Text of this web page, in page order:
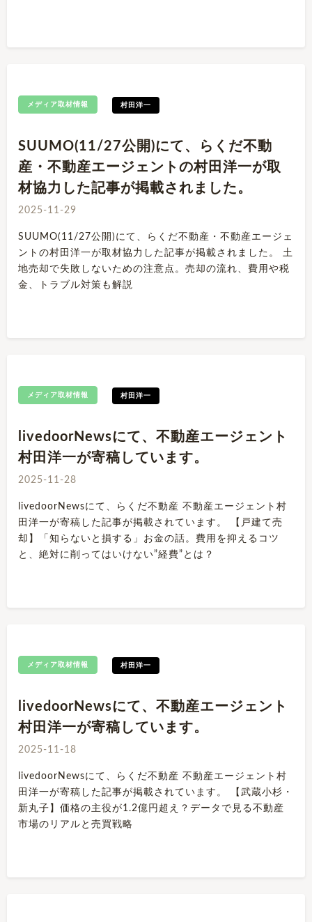
メディア取材情報 村田洋一
SUUMO(11/27公開)にて、らくだ不動
産・不動産エージェントの村田洋一が取
材協力した記事が掲載されました。
2025-11-29
SUUMO(11/27公開)にて、らくだ不動産・不動産エージェ
ントの村田洋一が取材協力した記事が掲載されました。 土
地売却で失敗しないための注意点。売却の流れ、費用や税
金、トラブル対策も解説
メディア取材情報 村田洋一
livedoorNewsにて、不動産エージェント
村田洋一が寄稿しています。
2025-11-28
livedoorNewsにて、らくだ不動産 不動産エージェント村
田洋一が寄稿した記事が掲載されています。 【戸建て売
却】「知らないと損する」お金の話。費用を抑えるコツ
と、絶対に削ってはいけない”経費”とは？
メディア取材情報 村田洋一
livedoorNewsにて、不動産エージェント
村田洋一が寄稿しています。
2025-11-18
livedoorNewsにて、らくだ不動産 不動産エージェント村
田洋一が寄稿した記事が掲載されています。 【武蔵小杉・
新丸子】価格の主役が1.2億円超え？データで見る不動産
市場のリアルと売買戦略